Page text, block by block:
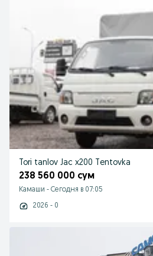
Tori tanlov Jac x200 Tentovka
238 560 000 сум
Камаши - Сегодня в 07:05
2026 - 0